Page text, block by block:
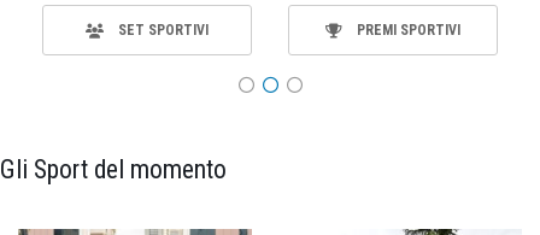
SET SPORTIVI PREMI SPORTIVI
Gli Sport del momento